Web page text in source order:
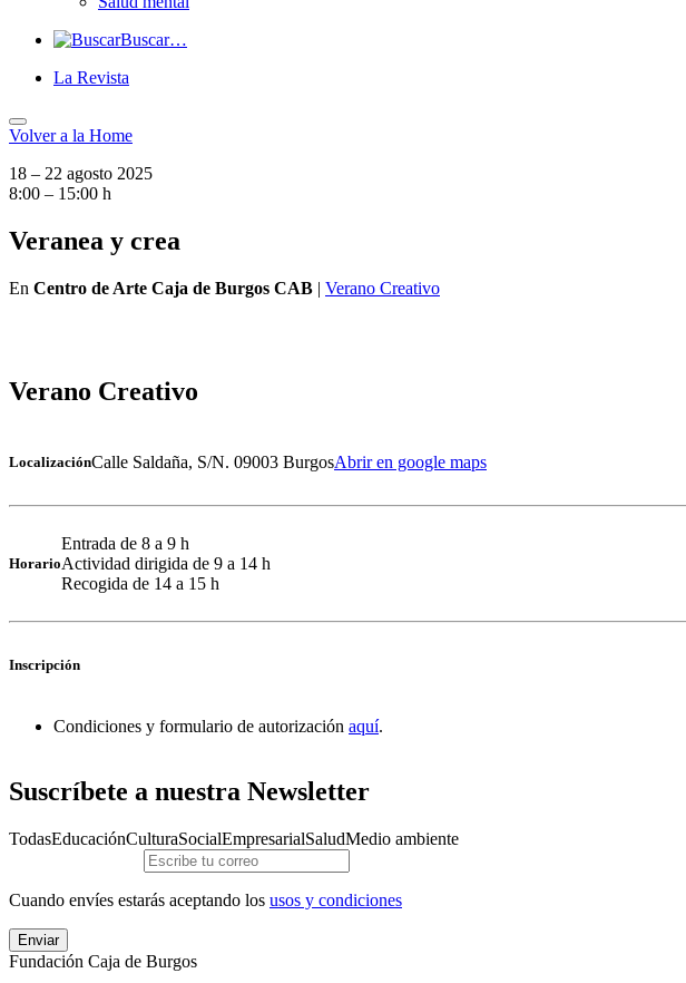
Buscar…
La Revista
Volver a la Home
18 – 22 agosto 2025
8:00 – 15:00 h
Veranea y crea
En Centro de Arte Caja de Burgos CAB | Verano Creativo
Verano Creativo
LocalizaciónCalle Saldaña, S/N. 09003 BurgosAbrir en google maps
Horario
Entrada de 8 a 9 h
Actividad dirigida de 9 a 14 h
Recogida de 14 a 15 h
Inscripción
Condiciones y formulario de autorización aquí.
Suscríbete a nuestra Newsletter
TodasEducaciónCulturaSocialEmpresarialSaludMedio ambiente
Cuando envíes estarás aceptando los usos y condiciones
Enviar
Fundación Caja de Burgos